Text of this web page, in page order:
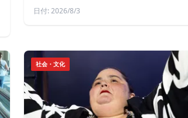
日付: 2026/8/3
社会・文化